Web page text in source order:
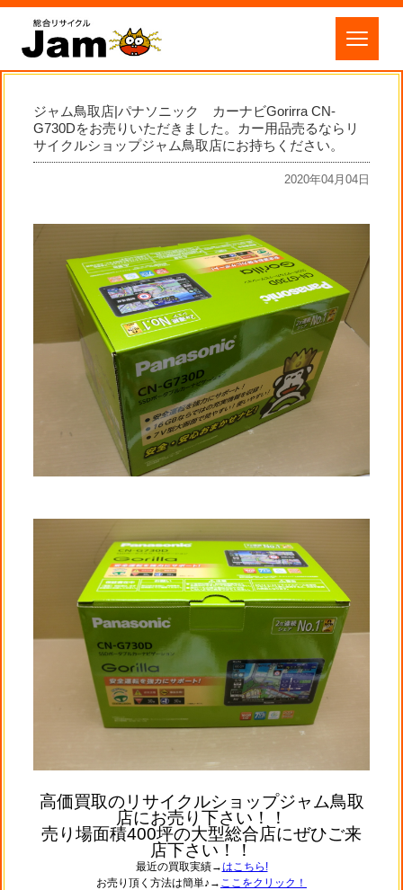
ジャム鳥取店|パナソニック カーナビGorirra CN-
G730Dをお売りいただきました。カー用品売るならリ
サイクルショップジャム鳥取店にお持ちください。
2020年04月04日
高価買取のリサイクルショップジャム鳥取
店にお売り下さい！！
売り場面積400坪の大型総合店にぜひご来
店下さい！！
最近の買取実績→はこちら!
お売り頂く方法は簡単♪→ ここをクリック！